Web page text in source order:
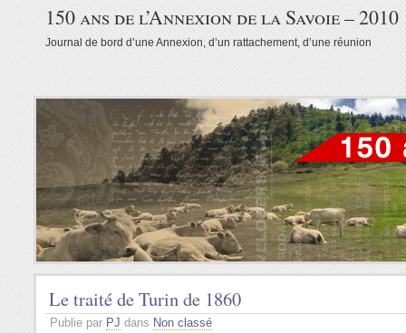
150 ans de l’Annexion de la Savoie – 2010
Journal de bord d’une Annexion, d’un rattachement, d’une réunion
Le traité de Turin de 1860
Publie par PJ dans Non classé